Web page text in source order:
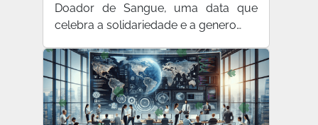
Doador de Sangue, uma data que
celebra a solidariedade e a genero…